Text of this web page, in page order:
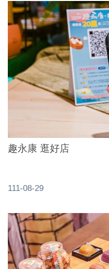
隱
私
及
網
站
安
服
話
訊
趣永康 逛好店
111-08-29